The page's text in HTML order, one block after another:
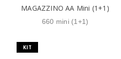
MAGAZZINO AA Mini (1+1)
660 mini (1+1)
KIT